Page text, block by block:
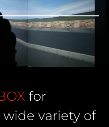
for
variety of